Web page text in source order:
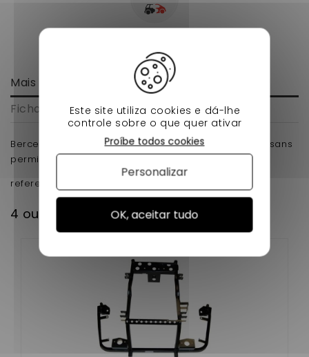
Mais informação
Ficha de dados
Berceau moteur chatenet barooder yanmar voiture sans
permis .
reference d'origine : 0118004
4 outros produtos na mesma categoria:
Este site utiliza cookies e dá-lhe
controle sobre o que quer ativar
OK, aceitar tudo
Proíbe todos cookies
Personalizar